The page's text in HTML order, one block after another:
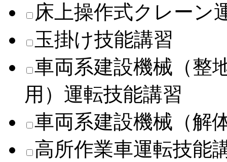
床上操作式クレーン
玉掛け技能講習
車両系建設機械（整
用）運転技能講習
車両系建設機械（解
高所作業車運転技能